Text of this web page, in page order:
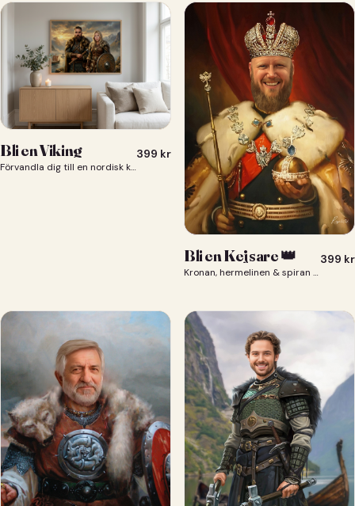
Bli en Viking
Förvandla dig till en nordisk krigare i ett episkt vikingaporträtt.
399 kr
Bli en Kejsare 👑
Kronan, hermelinen & spiran — du som kejsare 👑
399 kr